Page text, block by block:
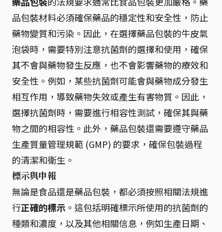
品包裝材料必須確保藥品的穩定性和安全性，防止
藥物變質和污染。因此，在選擇藥品包裝的牛皮氣
泡袋時，需要特別注意抗菌劑的選擇和使用，確保
其不會與藥物發生反應，也不會影響藥物的療效和
安全性。例如，某些抗菌劑可能會與藥物成分發生
相互作用，導致藥物失效或產生有害物質。因此，
選擇抗菌劑時，需要進行相容性測試，確保其與藥
物之間的相容性。此外，藥品包裝還需要遵守藥品
生產質量管理規範 (GMP) 的要求，確保包裝過程
的清潔和衛生。
標示與申報
無論是食品還是藥品包裝，都必須按照相關法規進
行正確的標示 。這包括明確標示所使用的抗菌劑的
種類和濃度，以及其他相關信息，例如生產日期、